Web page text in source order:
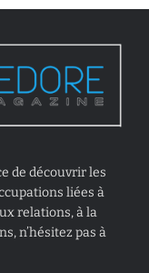
de découvrir les
liées à
relations, à la
n’hésitez pas à